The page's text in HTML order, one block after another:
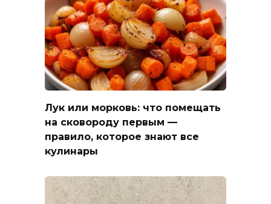
Лук или морковь: что помещать
на сковороду первым —
правило, которое знают все
кулинары